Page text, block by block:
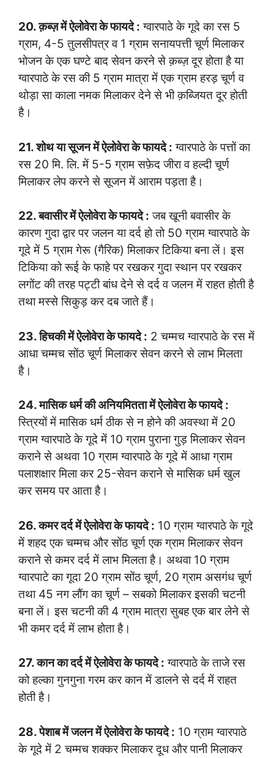
20. क़ब्ज़ में ऐलोवेरा के फायदे : ग्वारपाठे के गूदे का रस 5
ग्राम, 4-5 तुलसीपत्र व 1 ग्राम सनायपत्ती चूर्ण मिलाकर
भोजन के एक घण्टे बाद सेवन करने से क़ब्ज़ दूर होता है या
ग्वारपाठे के रस की 5 ग्राम मात्रा में एक ग्राम हरड़ चूर्ण व
थोड़ा सा काला नमक मिलाकर देने से भी क़ब्जियत दूर होती
है।
21. शोथ या सूजन में ऐलोवेरा के फायदे : ग्वारपाठे के पत्तों का
रस 20 मि. लि. में 5-5 ग्राम सफ़ेद जीरा व हल्दी चूर्ण
मिलाकर लेप करने से सूजन में आराम पड़ता है।
22. बवासीर में ऐलोवेरा के फायदे : जब खूनी बवासीर के
कारण गुदा द्वार पर जलन या दर्द हो तो 50 ग्राम ग्वारपाठे के
गूदे में 5 ग्राम गेरू (गैरिक) मिलाकर टिकिया बना लें। इस
टिकिया को रूई के फाहे पर रखकर गुदा स्थान पर रखकर
लगोंट की तरह पट्टी बांध देने से दर्द व जलन में राहत होती है
तथा मस्से सिकुड़ कर दब जाते हैं।
23. हिचकी में ऐलोवेरा के फायदे : 2 चम्मच ग्वारपाठे के रस में
आधा चम्मच सोंठ चूर्ण मिलाकर सेवन करने से लाभ मिलता
है।
24. मासिक धर्म की अनियमितता में ऐलोवेरा के फायदे :
स्त्रियों में मासिक धर्म ठीक से न होने की अवस्था में 20
ग्राम ग्वारपाठे के गूदे में 10 ग्राम पुराना गुड़ मिलाकर सेवन
कराने से अथवा 10 ग्राम ग्वारपाठे के गूदे में आधा ग्राम
पलाशक्षार मिला कर 25-सेवन कराने से मासिक धर्म खुल
कर समय पर आता है।
26. कमर दर्द में ऐलोवेरा के फायदे : 10 ग्राम ग्वारपाठे के गूदे
में शहद एक चम्मच और सोंठ चूर्ण एक ग्राम मिलाकर सेवन
कराने से कमर दर्द में लाभ मिलता है। अथवा 10 ग्राम
ग्वारपाटे का गूदा 20 ग्राम सोंठ चूर्ण, 20 ग्राम असगंध चूर्ण
तथा 45 नग लौंग का चूर्ण – सबको मिलाकर इसकी चटनी
बना लें। इस चटनी की 4 ग्राम मात्रा सुबह एक बार लेने से
भी कमर दर्द में लाभ होता है।
27. कान का दर्द में ऐलोवेरा के फायदे : ग्वारपाठे के ताजे रस
को हल्का गुनगुना गरम कर कान में डालने से दर्द में राहत
होती है।
28. पेशाब में जलन में ऐलोवेरा के फायदे : 10 ग्राम ग्वारपाठे
के गूदे में 2 चम्मच शक्कर मिलाकर दूध और पानी मिलाकर